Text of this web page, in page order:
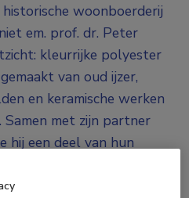
woonboerderij
em. prof. dr. Peter
kleurrijke polyester
van oud ijzer,
en keramische werken
met zijn partner
hij een deel van hun
opengesteld voor het